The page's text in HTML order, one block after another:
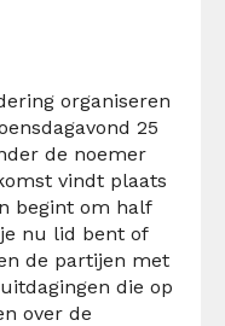
organiseren
25
de noemer
vindt plaats
begint om half
nu lid bent of
de partijen met
die op
over de